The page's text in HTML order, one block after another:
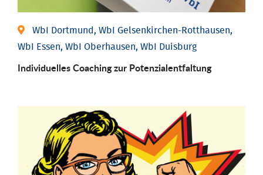
WbI Dortmund, WbI Gelsenkirchen-Rotthausen,
WbI Essen, WbI Oberhausen, WbI Duisburg
Individuelles Coaching zur Potenzialentfaltung